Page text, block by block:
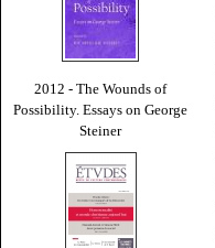
2012 - The Wounds of
Possibility. Essays on George
Steiner